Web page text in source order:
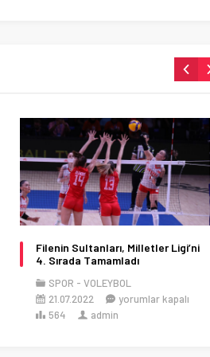
Filenin Sultanları, Milletler Ligi’ni
4. Sırada Tamamladı
SPOR
VOLEYBOL
21.07.2022
yorumlar kapalı
564
admin